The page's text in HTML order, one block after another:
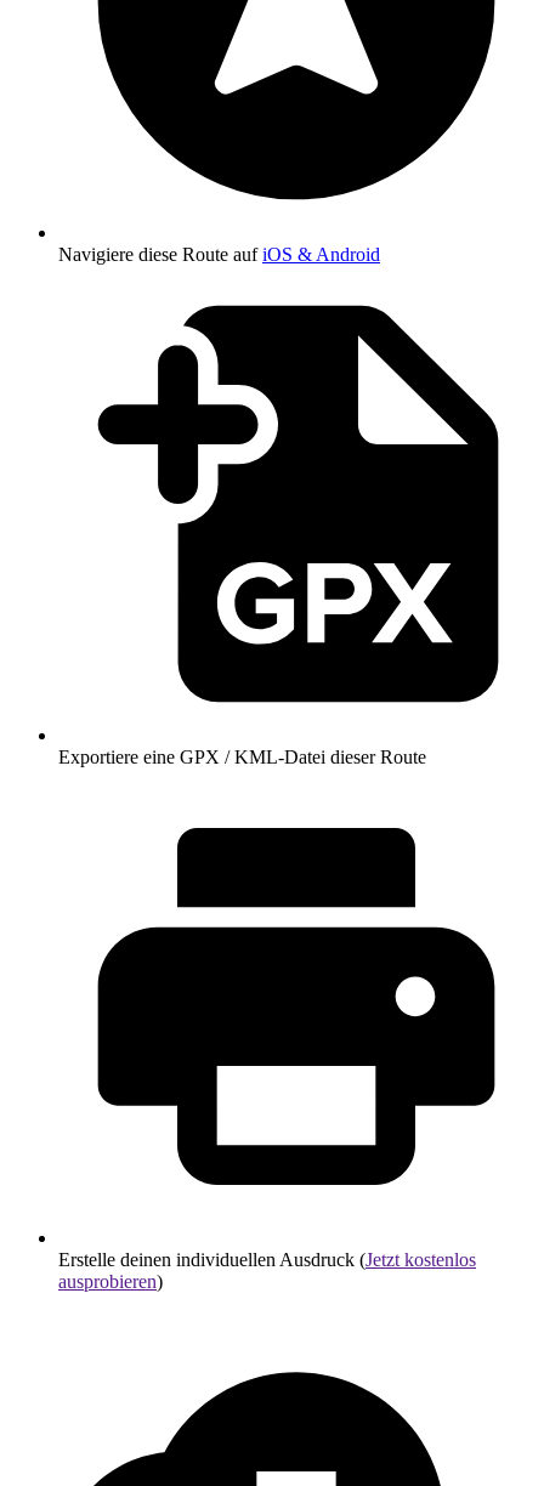
Navigiere diese Route aufiOS & Android
Exportiere eine GPX / KML-Datei dieser Route
Erstelle deinen individuellen Ausdruck (Jetzt kostenlos
ausprobieren)